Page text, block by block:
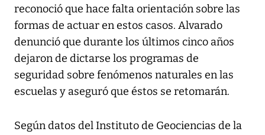
reconoció que hace falta orientación sobre las
formas de actuar en estos casos. Alvarado
denunció que durante los últimos cinco años
dejaron de dictarse los programas de
seguridad sobre fenómenos naturales en las
escuelas y aseguró que éstos se retomarán.
Según datos del Instituto de Geociencias de la